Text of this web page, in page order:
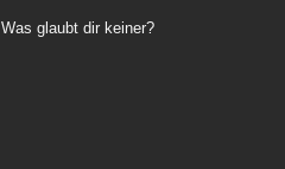
Was glaubt dir keiner?